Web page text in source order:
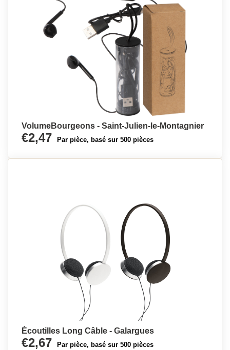
VolumeBourgeons - Saint-Julien-le-Montagnier
€2,47 Par pièce, basé sur 500 pièces
Écoutilles Long Câble - Galargues
€2,67 Par pièce, basé sur 500 pièces